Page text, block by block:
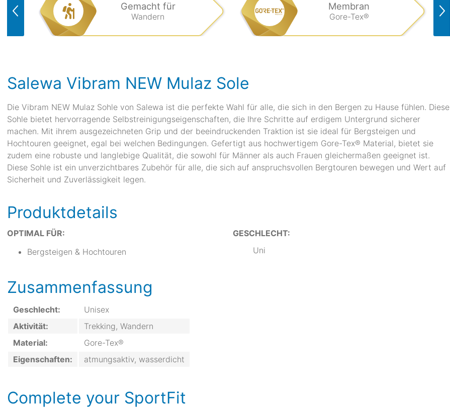
Gemacht für
Wandern
Membran
Gore-Tex®
Salewa Vibram NEW Mulaz Sole
Die Vibram NEW Mulaz Sohle von Salewa ist die perfekte Wahl für alle, die sich in den Bergen zu Hause fühlen. Diese
Sohle bietet hervorragende Selbstreinigungseigenschaften, die Ihre Schritte auf erdigem Untergrund sicherer
machen. Mit ihrem ausgezeichneten Grip und der beeindruckenden Traktion ist sie ideal für Bergsteigen und
Hochtouren geeignet, egal bei welchen Bedingungen. Gefertigt aus hochwertigem Gore-Tex® Material, bietet sie
zudem eine robuste und langlebige Qualität, die sowohl für Männer als auch Frauen gleichermaßen geeignet ist.
Diese Sohle ist ein unverzichtbares Zubehör für alle, die sich auf anspruchsvollen Bergtouren bewegen und Wert auf
Sicherheit und Zuverlässigkeit legen.
Produktdetails
OPTIMAL FÜR:
Bergsteigen & Hochtouren
GESCHLECHT:
Uni
Zusammenfassung
Geschlecht:
Unisex
Aktivität:
Trekking, Wandern
Material:
Gore-Tex®
Eigenschaften:
atmungsaktiv, wasserdicht
Complete your SportFit